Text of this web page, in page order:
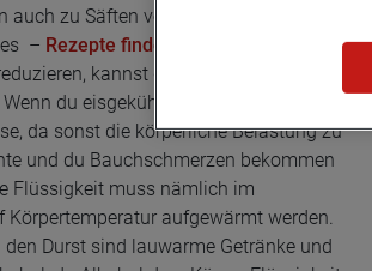
auch zu Säften verarbeiten. Oder zu
– Rezepte findest du hier
kannst du Fruchtsäfte mit
du eisgekühlte Getränke magst,
da sonst die körperliche Belastung zu
und du Bauchschmerzen bekommen
Flüssigkeit muss nämlich im
Körpertemperatur aufgewärmt werden.
Durst sind lauwarme Getränke und